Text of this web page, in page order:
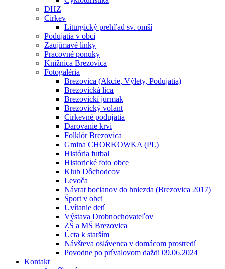
DHZ
Cirkev
Liturgický prehľad sv. omší
Podujatia v obci
Zaujímavé linky
Pracovné ponuky
Knižnica Brezovica
Fotogaléria
Brezovica (Akcie, Výlety, Podujatia)
Brezovická lica
Brezovickí jurmak
Brezovický volant
Cirkevné podujatia
Darovanie krvi
Folklór Brezovica
Gmina CHORKOWKA (PL)
História futbal
Historické foto obce
Klub Dôchodcov
Levoča
Návrat bocianov do hniezda (Brezovica 2017)
Šport v obci
Uvítanie detí
Výstava Drobnochovateľov
ZŠ a MŠ Brezovica
Úcta k starším
Návšteva oslávenca v domácom prostredí
Povodne po prívalovom daždi 09.06.2024
Kontakt